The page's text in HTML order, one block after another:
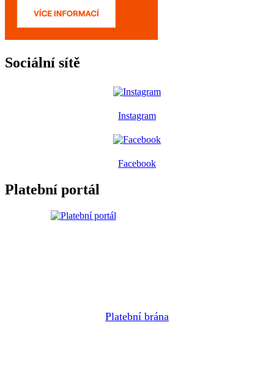
Sociální sítě
Instagram
Facebook
Platební portál
Platební brána